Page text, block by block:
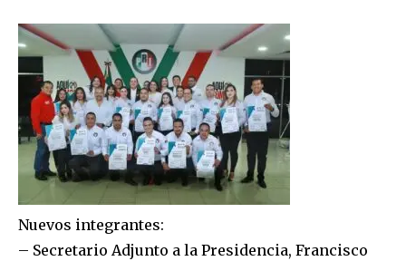
Nuevos integrantes:
– Secretario Adjunto a la Presidencia, Francisco